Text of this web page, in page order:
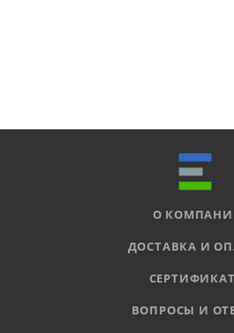
О
ДОСТАВКА И
ВОПРОСЫ И